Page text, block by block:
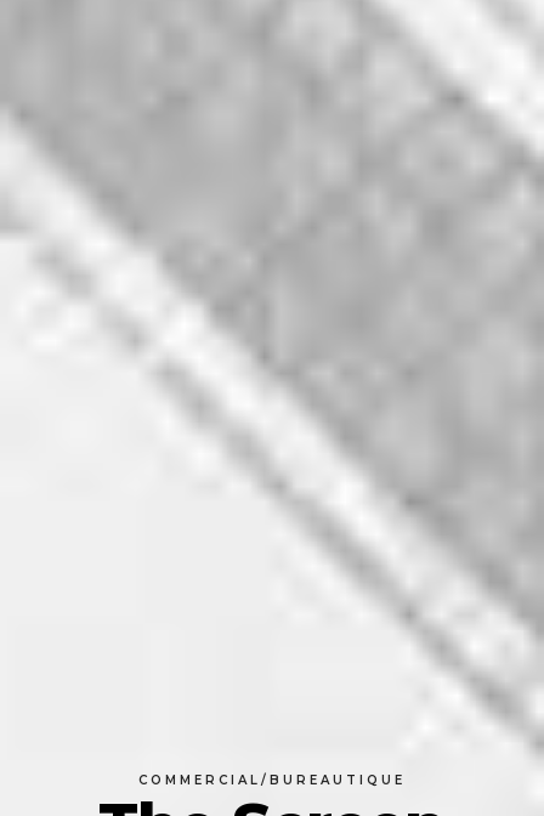
COMMERCIAL/BUREAUTIQUE